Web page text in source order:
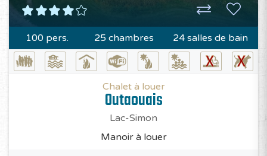
100 pers. 25 chambres 24 salles de bain
Chalet à louer
Outaouais
Lac-Simon
Manoir à louer